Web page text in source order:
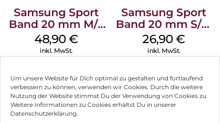
Um unsere Website für Dich optimal zu gestalten und fortlaufend
verbessern zu können, verwenden wir Cookies. Durch die weitere
Nutzung der Website stimmst Du der Verwendung von Cookies zu.
Weitere Informationen zu Cookies erhältst Du in unserer
Datenschutzerklärung.
Samsung Sport
Band 20 mm M/L
Galaxy Watch
Series Silber
48,90€
inkl. MwSt.
Samsung Sport
Band 20 mm S/M
Galaxy Watch4
Serie Graphite
26,90€
inkl. MwSt.
Impressum